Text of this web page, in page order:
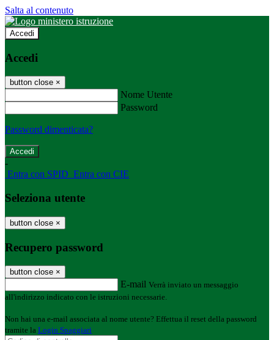
Salta al contenuto
Accedi
Accedi
button close ×
Nome Utente
Password
Password dimenticata?
-
Entra con SPID Entra con CIE
Seleziona utente
button close ×
Recupero password
button close ×
E-mail Verrà inviato un messaggio
all'indirizzo indicato con le istruzioni necessarie.
Non hai una e-mail associata al nome utente? Effettua il reset della password
tramite la Login Spaggiari